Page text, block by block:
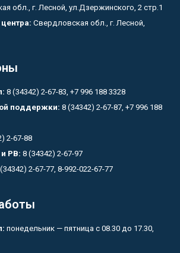
обл., г. Лесной, ул.Дзержинского, 2 стр.1
Свердловская обл., г. Лесной,
8 (34342) 2-67-83, +7 996 188 3328
поддержки: 8 (34342) 2-67-87, +7 996 188
2-67-88
РВ: 8 (34342) 2-67-97
(34342) 2-67-77, 8-992-022-67-77
понедельник — пятница с 08.30 до 17.30,